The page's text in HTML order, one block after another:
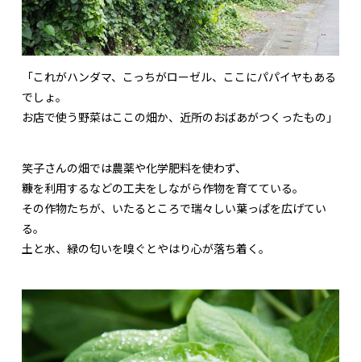
「これがハンダマ、こっちがローゼル、ここにパパイヤもある
でしょ。
お店で使う野菜はここの畑か、近所のおばあがつくったもの」
笑子さんの畑では農薬や化学肥料を使わず、
糠を利用するなどの工夫をしながら作物を育てている。
その作物たちが、いたるところで瑞々しい葉っぱを広げてい
る。
土と水、緑の匂いを嗅ぐとやはり心が落ち着く。